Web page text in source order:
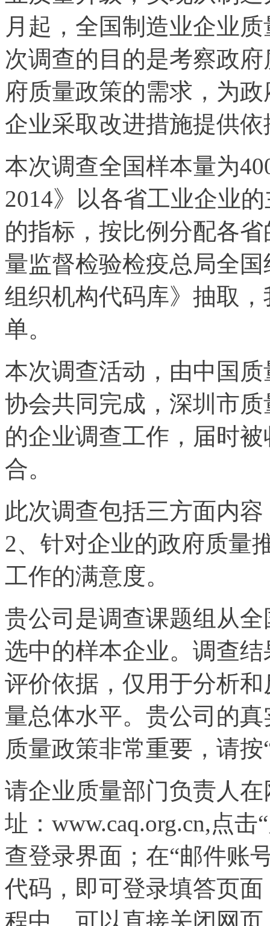
月起，全国制造业企业
次调查的目的是考察政
府质量政策的需求，为
企业采取改进措施提供依
本次调查全国样本量为
2014》以各省工业企业
的指标，按比例分配各
量监督检验检疫总局全
组织机构代码库》抽取
单。
本次调查活动，由中国
协会共同完成，深圳市
的企业调查工作，届时
合。
此次调查包括三方面内
2、针对企业的政府质量
工作的满意度。
贵公司是调查课题组从
选中的样本企业。调查
评价依据，仅用于分析
量总体水平。贵公司的
质量政策非常重要，请
请企业质量部门负责人
址：www.caq.org.cn,点
查登录界面；在“邮件账
代码，即可登录填答页